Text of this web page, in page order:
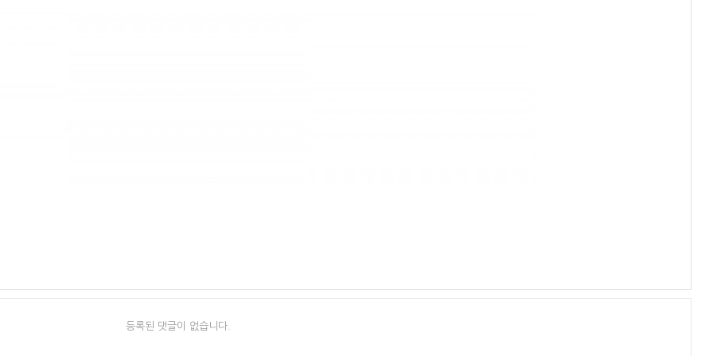
등록된 댓글이 없습니다.